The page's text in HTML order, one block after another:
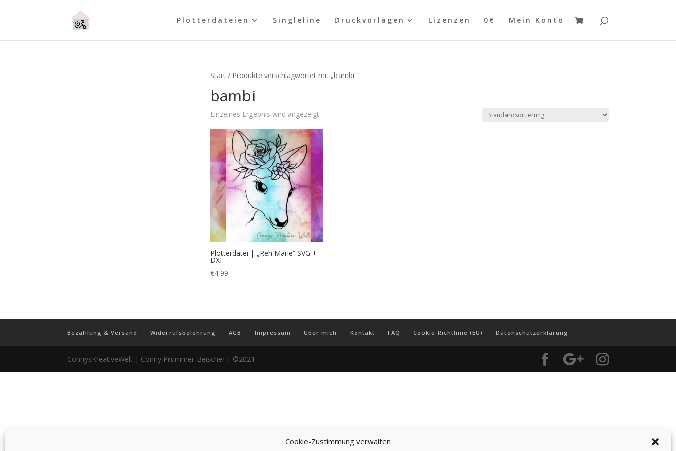
Cookie-Zustimmung verwalten
Plotterdateien Singleline Druckvorlagen Lizenzen 0€ Mein Konto
Start/ Produkte verschlagwortet mit „bambi“
bambi
Einzelnes Ergebnis wird angezeigt
Plotterdatei | „Reh Marie“ SVG +
DXF
€4,99
Bezahlung & Versand Widerrufsbelehrung AGB Impressum Über mich Kontakt FAQ Cookie-Richtlinie (EU) Datenschutzerklärung
ConnysKreativeWelt | Conny Prummer-Beischer | ©2021